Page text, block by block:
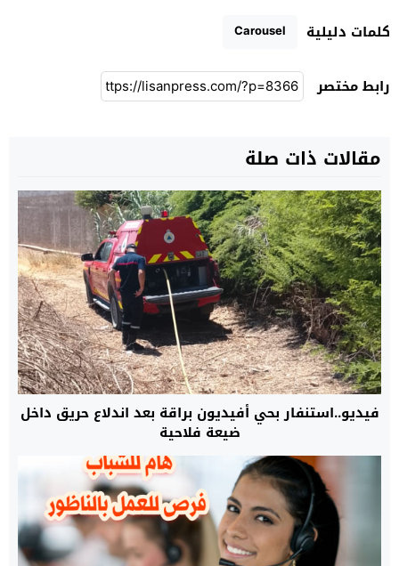
كلمات دليلية Carousel
رابط مختصر
مقالات ذات صلة
فيديو..استنفار بحي أفيديون براقة بعد اندلاع حريق داخل
ضيعة فلاحية